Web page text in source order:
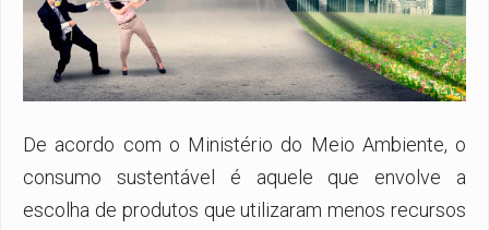
De acordo com o Ministério do Meio Ambiente, o
consumo sustentável é aquele que envolve a
escolha de produtos que utilizaram menos recursos